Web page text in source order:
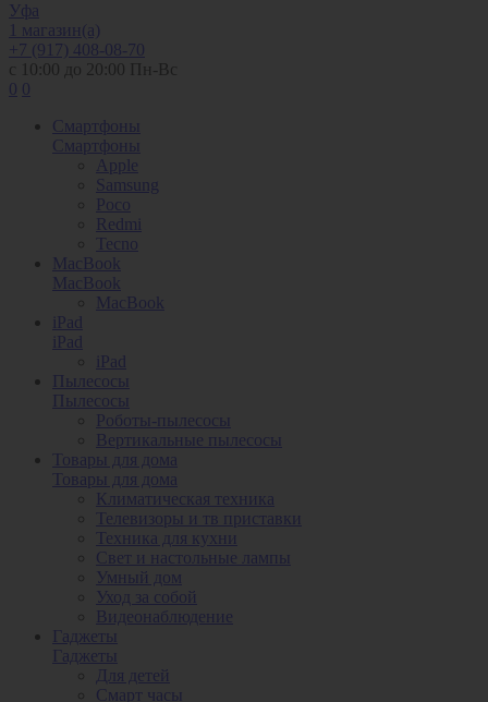
Уфа
1 магазин(а)
+7 (917) 408-08-70
с 10:00 до 20:00 Пн-Вс
0 0
Смартфоны
Смартфоны
Apple
Samsung
Poco
Redmi
Tecno
MacBook
MacBook
MacBook
iPad
iPad
iPad
Пылесосы
Пылесосы
Роботы-пылесосы
Вертикальные пылесосы
Товары для дома
Товары для дома
Климатическая техника
Телевизоры и тв приставки
Техника для кухни
Свет и настольные лампы
Умный дом
Уход за собой
Видеонаблюдение
Гаджеты
Гаджеты
Для детей
Смарт часы